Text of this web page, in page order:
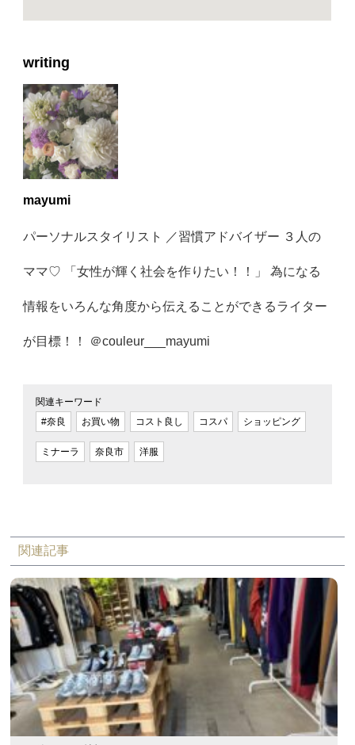
writing
mayumi
パーソナルスタイリスト ／習慣アドバイザー ３人の
ママ♡ 「女性が輝く社会を作りたい！！」 為になる
情報をいろんな角度から伝えることができるライター
が目標！！ ＠couleur___mayumi
関連キーワード
#奈良
お買い物 コスト良し コスパ ショッピング
ミナーラ 奈良市 洋服
関連記事